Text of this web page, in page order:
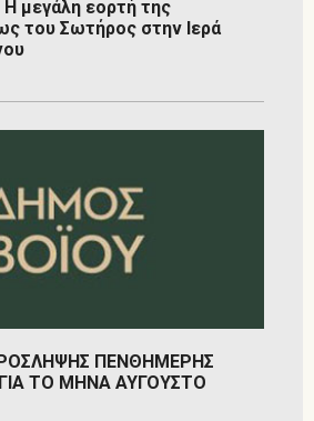
μεγάλη εορτή της
του Σωτήρος στην Ιερά
ΠΕΝΘΗΜΕΡΗΣ
ΤΟ ΜΗΝΑ ΑΥΓΟΥΣΤΟ